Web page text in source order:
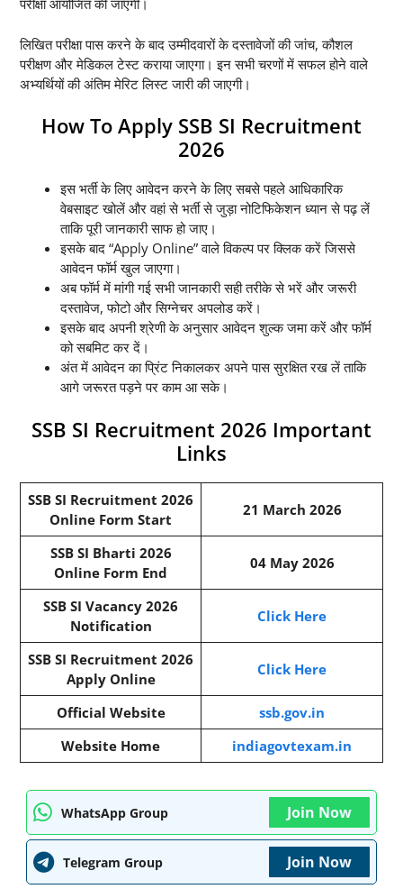
परीक्षा आयोजित की जाएगी।
लिखित परीक्षा पास करने के बाद उम्मीदवारों के दस्तावेजों की जांच, कौशल
परीक्षण और मेडिकल टेस्ट कराया जाएगा। इन सभी चरणों में सफल होने वाले
अभ्यर्थियों की अंतिम मेरिट लिस्ट जारी की जाएगी।
How To Apply SSB SI Recruitment
2026
इस भर्ती के लिए आवेदन करने के लिए सबसे पहले आधिकारिक
वेबसाइट खोलें और वहां से भर्ती से जुड़ा नोटिफिकेशन ध्यान से पढ़ लें
ताकि पूरी जानकारी साफ हो जाए।
इसके बाद “Apply Online” वाले विकल्प पर क्लिक करें जिससे
आवेदन फॉर्म खुल जाएगा।
अब फॉर्म में मांगी गई सभी जानकारी सही तरीके से भरें और जरूरी
दस्तावेज, फोटो और सिग्नेचर अपलोड करें।
इसके बाद अपनी श्रेणी के अनुसार आवेदन शुल्क जमा करें और फॉर्म
को सबमिट कर दें।
अंत में आवेदन का प्रिंट निकालकर अपने पास सुरक्षित रख लें ताकि
आगे जरूरत पड़ने पर काम आ सके।
SSB SI Recruitment 2026 Important
Links
SSB SI Recruitment 2026
Online Form Start
21 March 2026
SSB SI Bharti 2026
Online Form End
04 May 2026
SSB SI Vacancy 2026
Notification
Click Here
SSB SI Recruitment 2026
Apply Online
Click Here
Official Website
ssb.gov.in
Website Home
indiagovtexam.in
WhatsApp Group Join Now
Telegram Group Join Now